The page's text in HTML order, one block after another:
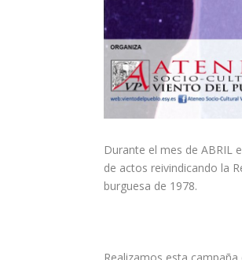
Durante el mes de ABRIL
de actos reivindicando la
burguesa de 1978.